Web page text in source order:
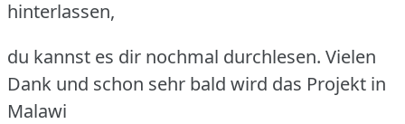
hinterlassen,
du kannst es dir nochmal durchlesen. Vielen
Dank und schon sehr bald wird das Projekt in
Malawi